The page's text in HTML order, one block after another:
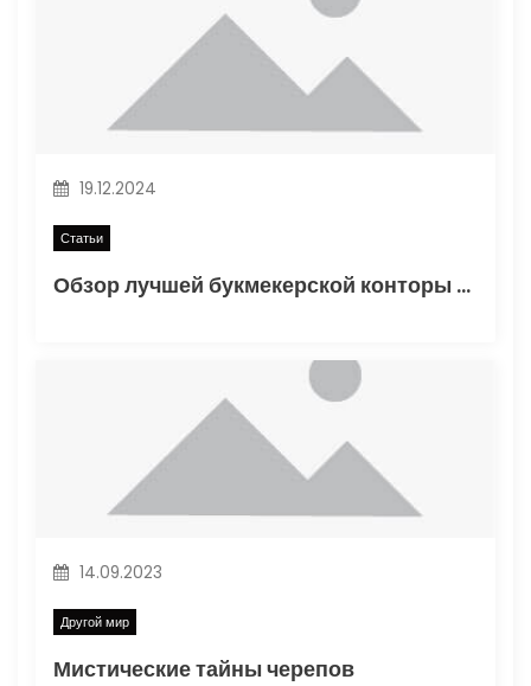
а
п
и
19.12.2024
Статьи
Обзор лучшей букмекерской конторы Винлайн в России
14.09.2023
Другой мир
Мистические тайны черепов